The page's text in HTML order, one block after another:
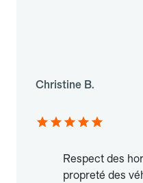
Christine B.
Respect des
propreté des